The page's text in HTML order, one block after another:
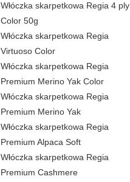
Włóczka skarpetkowa Regia 4 ply
Color 50g
Włóczka skarpetkowa Regia
Virtuoso Color
Włóczka skarpetkowa Regia
Premium Merino Yak Color
Włóczka skarpetkowa Regia
Premium Merino Yak
Włóczka skarpetkowa Regia
Premium Alpaca Soft
Włóczka skarpetkowa Regia
Premium Cashmere